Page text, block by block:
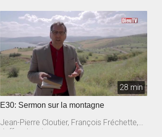
28 min
E30: Sermon sur la montagne
Jean-Pierre Cloutier, François Fréchette,
Jeffrey Laurin